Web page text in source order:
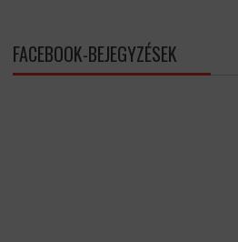
FACEBOOK-BEJEGYZÉSEK